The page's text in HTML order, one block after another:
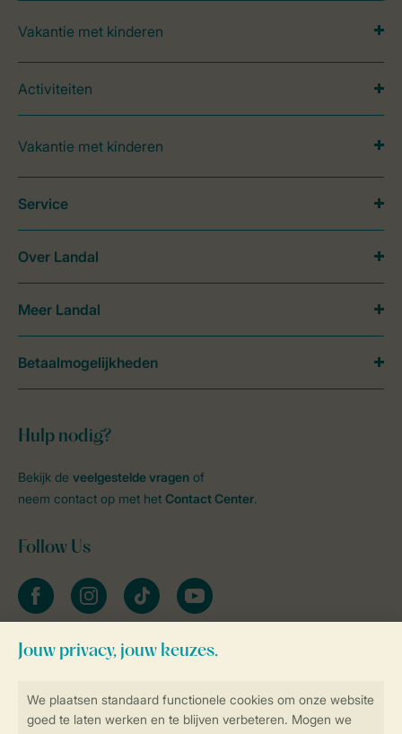
Vakantie met kinderen
Activiteiten
Vakantie met kinderen
Hulp nodig?
Bekijk de veelgestelde vragen of
neem contact op met het Contact Center.
Follow Us
facebookinstagramtiktok youtube
Blijf op de hoogte
Service
Over Landal
Meer Landal
Betaalmogelijkheden